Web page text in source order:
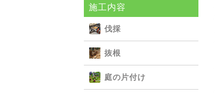
施⼯内容
伐採
抜根
庭の⽚付け